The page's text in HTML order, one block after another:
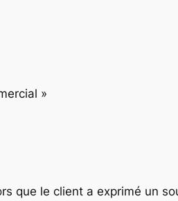
»
que le client a exprimé un